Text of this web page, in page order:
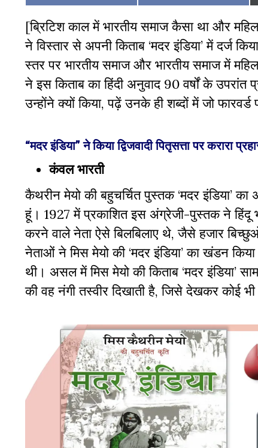
[ब्रिटिश काल में भारतीय समाज कैसा था और
ने विस्तार से अपनी किताब ‘मदर इंडिया’ में
स्तर पर भारतीय समाज और भारतीय समाज में
ने इस किताब का हिंदी अनुवाद 90 वर्षों के
उन्होंने क्यों किया, पढ़ें उनके ही शब्दों में जो
“मदर इंडिया” ने किया द्विजवादी पितृसत्ता पर करारा
कंवल भारती
कैथरीन मेयो की बहुचर्चित पुस्तक ‘मदर इंडिया’का
हूं। 1927 में प्रकाशित इस अंग्रेजी-पुस्तक ने हिंदू
करने वाले नेता ऐसे बिलबिलाए थे,जैसे हजार
नेताओं ने मिस मेयो की ‘मदर इंडिया’का खंडन किया
थी। असल में मिस मेयो की किताब ‘मदर इंडिया’
की वह नंगी तस्वीर दिखाती है,जिसे देखकर कोई भी